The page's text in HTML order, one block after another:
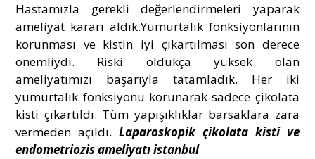
Hastamızla gerekli değerlendirmeleri yaparak
ameliyat kararı aldık.Yumurtalık fonksiyonlarının
korunması ve kistin iyi çıkartılması son derece
önemliydi. Riski oldukça yüksek olan
ameliyatımızı başarıyla tatamladık. Her iki
yumurtalık fonksiyonu korunarak sadece çikolata
kisti çıkartıldı. Tüm yapışıklıklar barsaklara zara
vermeden açıldı.Laparoskopik çikolata kisti ve
endometriozis ameliyatı istanbul